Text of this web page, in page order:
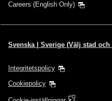
Careers (English Only)
Svenska | Sverige (Välj stad och
Integritetspolicy
Cookiepolicy